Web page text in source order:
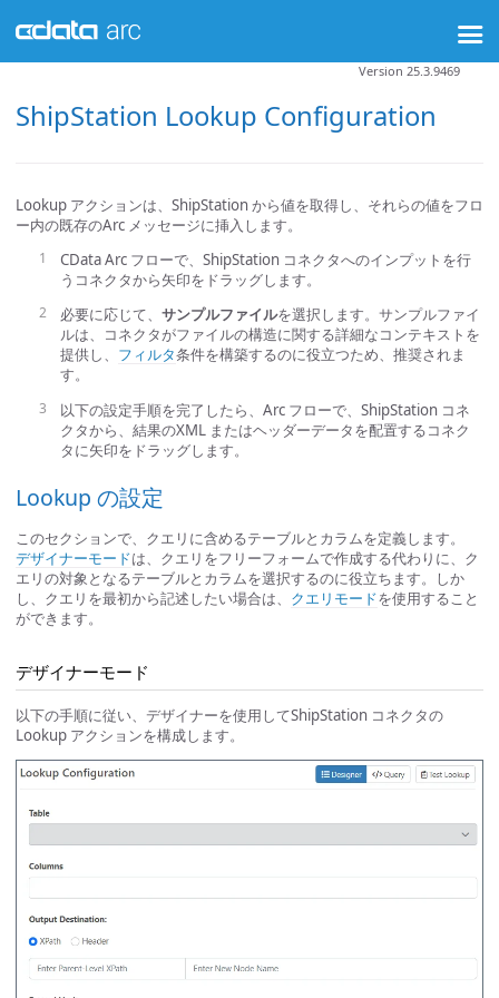
ShipStation Lookup Configuration
Version 25.3.9469
Lookup アクションは、ShipStation から値を取得し、それらの値をフロ
ー内の既存のArc メッセージに挿入します。
CData Arc フローで、ShipStation コネクタへのインプットを行
うコネクタから矢印をドラッグします。
必要に応じて、 サンプルファイルを選択します。サンプルファイ
ルは、コネクタがファイルの構造に関する詳細なコンテキストを
提供し、 フィルタ条件を構築するのに役立つため、推奨されま
す。
以下の設定手順を完了したら、Arc フローで、ShipStation コネ
クタから、結果のXML またはヘッダーデータを配置するコネク
タに矢印をドラッグします。
Lookup の設定
このセクションで、クエリに含めるテーブルとカラムを定義します。
デザイナーモードは、クエリをフリーフォームで作成する代わりに、ク
エリの対象となるテーブルとカラムを選択するのに役立ちます。しか
し、クエリを最初から記述したい場合は、 クエリモードを使用すること
ができます。
デザイナーモード
以下の手順に従い、デザイナーを使用してShipStation コネクタの
Lookup アクションを構成します。